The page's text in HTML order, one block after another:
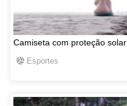
Camiseta com proteção solar
Esportes